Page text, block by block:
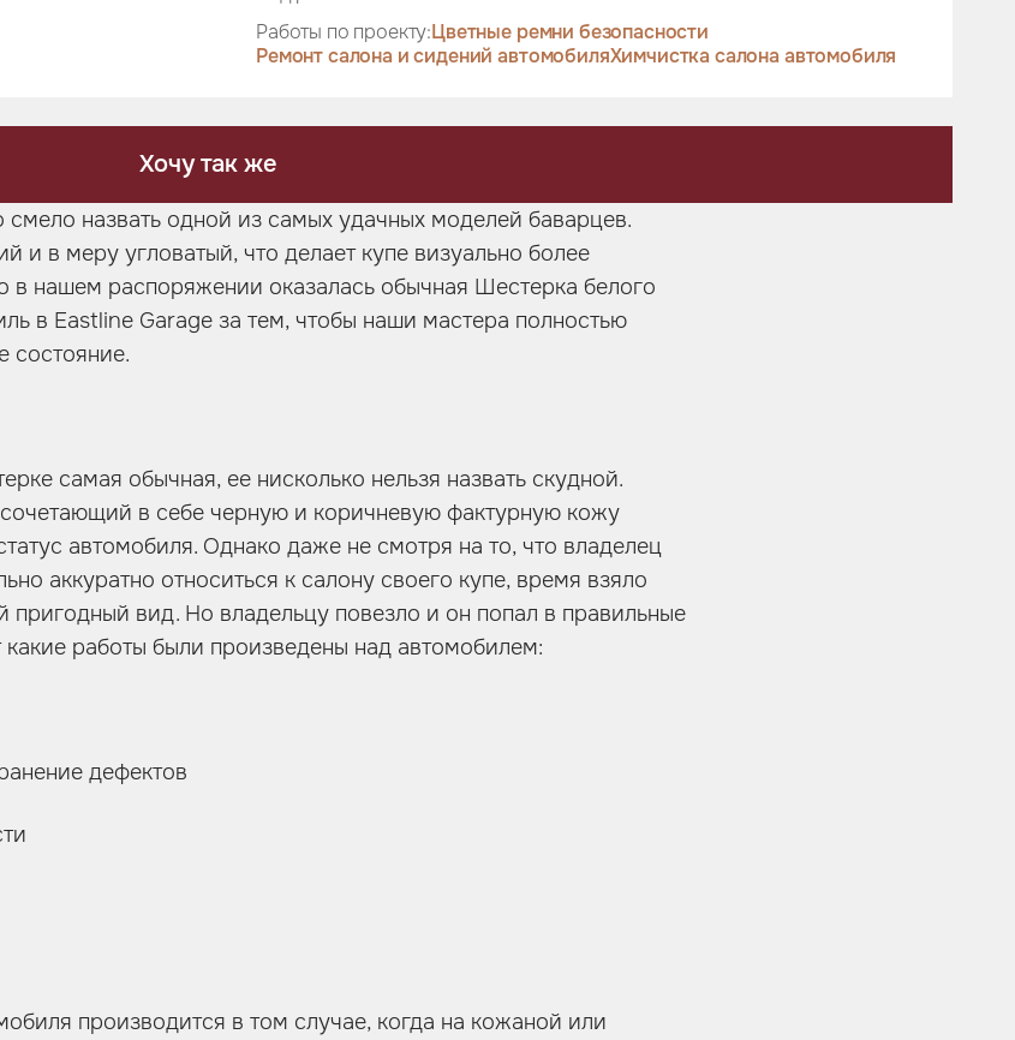
Работы по проекту:Цветные ремни безопасности
Ремонт салона и сидений автомобиляХимчистка салона автомобиля
Хочу так же
смело назвать одной из самых удачных моделей баварцев.
и в меру угловатый, что делает купе визуально более
в нашем распоряжении оказалась обычная Шестерка белого
в Eastline Garage за тем, чтобы наши мастера полностью
состояние.
самая обычная, ее нисколько нельзя назвать скудной.
в себе черную и коричневую фактурную кожу
автомобиля. Однако даже не смотря на то, что владелец
аккуратно относиться к салону своего купе, время взяло
пригодный вид. Но владельцу повезло и он попал в правильные
какие работы были произведены над автомобилем:
дефектов
производится в том случае, когда на кожаной или